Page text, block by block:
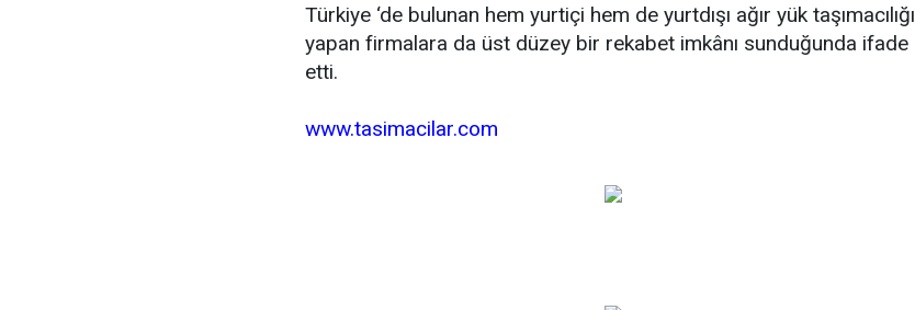
Türkiye ‘de bulunan hem yurtiçi hem de yurtdışı ağır yük taşımacılığı
yapan firmalara da üst düzey bir rekabet imkânı sunduğunda ifade
etti.
www.tasimacilar.com